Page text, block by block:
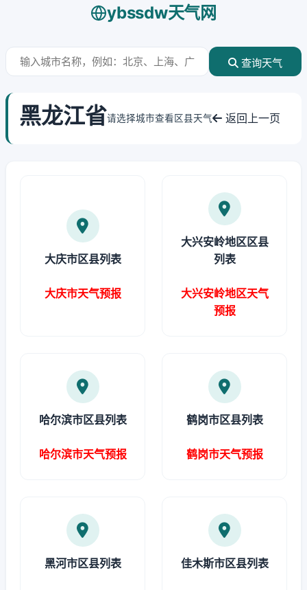
ybssdw天气网
查询天气
黑龙江省请选择城市查看区县天气 返回上一页
大庆市区县列表
大庆市天气预报
大兴安岭地区区县
列表
大兴安岭地区天气
预报
哈尔滨市区县列表
哈尔滨市天气预报
鹤岗市区县列表
鹤岗市天气预报
黑河市区县列表 佳木斯市区县列表